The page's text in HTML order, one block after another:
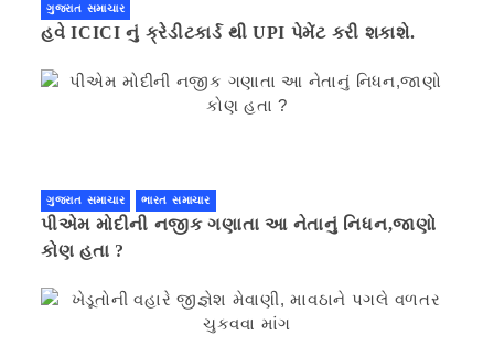
ગુજરાત સમાચાર
હવે ICICI નું ક્રેડીટકાર્ડ થી UPI પેમેંટ કરી શકાશે.
ગુજરાત સમાચાર ભારત સમાચાર
પીએમ મોદીની નજીક ગણાતા આ નેતાનું નિધન,જાણો
કોણ હતા ?